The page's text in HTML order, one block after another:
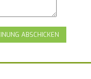
ABSCHICKEN